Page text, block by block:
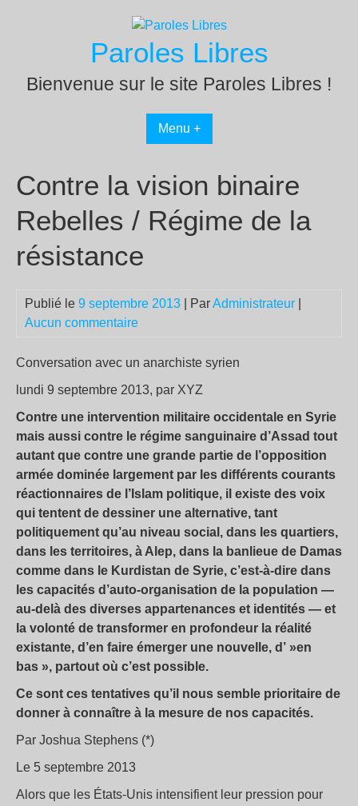
Paroles Libres
Bienvenue sur le site Paroles Libres !
Menu +
Contre la vision binaire
Rebelles / Régime de la
résistance
Publié le 9 septembre 2013 | ParAdministrateur
Aucun commentaire
Conversation avec un anarchiste syrien
lundi 9 septembre 2013, par XYZ
Contre une intervention militaire occidentale en Syrie
mais aussi contre le régime sanguinaire d’Assad tout
autant que contre une grande partie de l’opposition
armée dominée largement par les différents courants
réactionnaires de l’Islam politique, il existe des voix
qui tentent de dessiner une alternative, tant
politiquement qu’au niveau social, dans les quartiers,
dans les territoires, à Alep, dans la banlieue de Damas
comme dans le Kurdistan de Syrie, c’est-à-dire dans
les capacités d’auto-organisation de la population —
au-delà des diverses appartenances et identités — et
la volonté de transformer en profondeur la réalité
existante, d’en faire émerger une nouvelle, d’ »en
bas », partout où c’est possible.
Ce sont ces tentatives qu’il nous semble prioritaire de
donner à connaître à la mesure de nos capacités.
Par Joshua Stephens (*)
Le 5 septembre 2013
Alors que les États-Unis intensifient leur pression pour